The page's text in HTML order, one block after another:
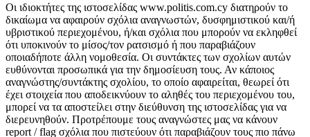
Οι ιδιοκτήτες της ιστοσελίδας www.politis.com.cy διατηρούν το
δικαίωμα να αφαιρούν σχόλια αναγνωστών, δυσφημιστικού και/ή
υβριστικού περιεχομένου, ή/και σχόλια που μπορούν να εκληφθεί
ότι υποκινούν το μίσος/τον ρατσισμό ή που παραβιάζουν
οποιαδήποτε άλλη νομοθεσία. Οι συντάκτες των σχολίων αυτών
ευθύνονται προσωπικά για την δημοσίευση τους. Αν κάποιος
αναγνώστης/συντάκτης σχολίου, το οποίο αφαιρείται, θεωρεί ότι
έχει στοιχεία που αποδεικνύουν το αληθές του περιεχομένου του,
μπορεί να τα αποστείλει στην διεύθυνση της ιστοσελίδας για να
διερευνηθούν. Προτρέπουμε τους αναγνώστες μας να κάνουν
report / flag σχόλια που πιστεύουν ότι παραβιάζουν τους πιο πάνω